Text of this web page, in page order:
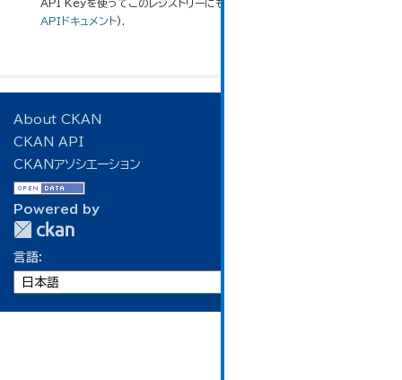
API Keyを使ってこのレジストリーにもアクセス可能です
APIドキュメント).
About CKAN
CKAN API
CKANアソシエーション
Powered by
言語